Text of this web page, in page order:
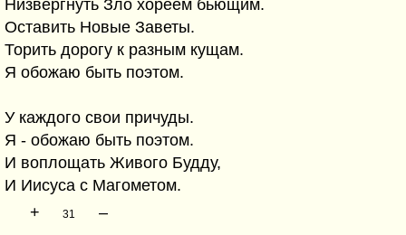
Низвергнуть Зло хореем бьющим.
Оставить Новые Заветы.
Торить дорогу к разным кущам.
Я обожаю быть поэтом.
У каждого свои причуды.
Я - обожаю быть поэтом.
И воплощать Живого Будду,
И Иисуса с Магометом.
+
31 –